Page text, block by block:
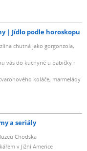
Jídlo podle horoskopu
chutná jako gorgonzola,
vás do kuchyně u babičky i
koláče, marmelády
a seriály
Chodska
v Jižní Americe